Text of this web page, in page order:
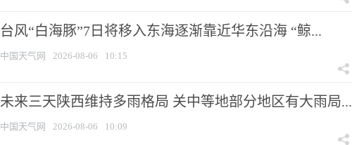
台风“白海豚”7日将移入东海逐渐靠近华东沿海 “鲸...
中国天气网 2026-08-06 10:15
未来三天陕西维持多雨格局 关中等地部分地区有大雨局...
中国天气网 2026-08-06 10:09